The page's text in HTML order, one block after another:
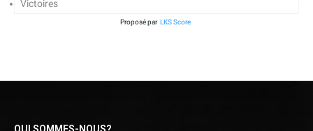
Victoires
Proposé par LKS Score